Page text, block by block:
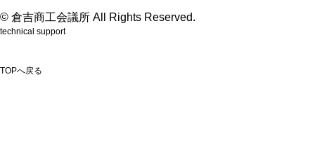
© 倉吉商工会議所 All Rights Reserved.
technical support
TOPへ戻る